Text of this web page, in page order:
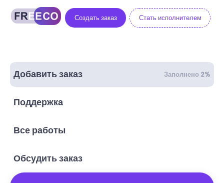
Создать заказ Стать исполнителем
Добавить заказ Заполнено 2%
Поддержка
Все работы
Обсудить заказ